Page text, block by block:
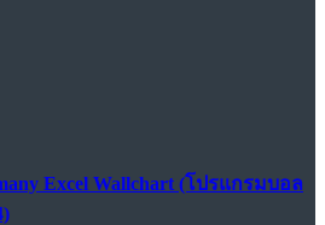
Excel Wallchart (โปรแกรมบอล